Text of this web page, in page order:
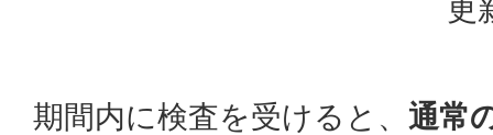
更
期間内に検査を受けると、 通常